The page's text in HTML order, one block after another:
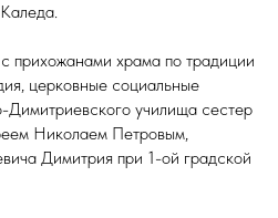
прихожанами храма по традиции
церковные социальные
Димитриевского училища сестер
Николаем Петровым,
Димитрия при 1-ой градской